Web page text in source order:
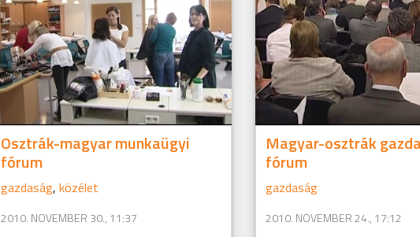
Osztrák-magyar munkaügyi
fórum
gazdaság, közélet
2010. NOVEMBER 30., 11:37
Magyar-osztrák
fórum
gazdaság
2010. NOVEMBER 24., 17:12